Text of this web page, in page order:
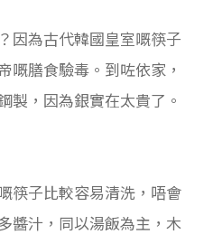
因為古代韓國皇室嘅筷子
嘅膳食驗毒。到咗依家，
製，因為銀實在太貴了。
筷子比較容易清洗，唔會
醬汁，同以湯飯為主，木